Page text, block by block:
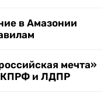
в Амазонии
мечта»
КПРФ и ЛДПР